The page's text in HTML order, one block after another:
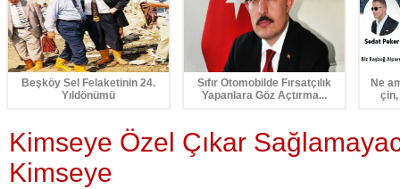
Beşköy Sel Felaketinin 24.
Yıldönümü
Sıfır Otomobilde Fırsatçılık
Yapanlara Göz Açtırma...
Ne
Kimseye Özel Çıkar
Kimseye